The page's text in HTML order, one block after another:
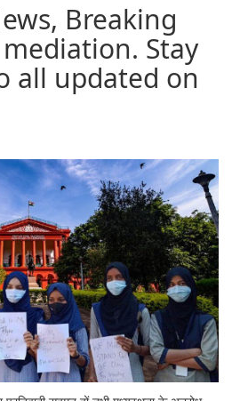
Breaking
Stay
all updated on